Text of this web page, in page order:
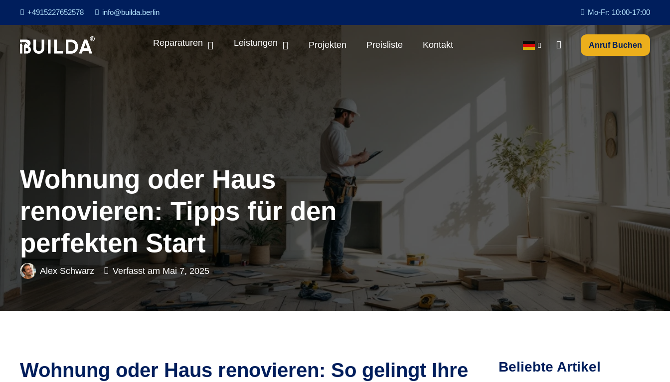
+4915227652578 info@builda.berlin Mo-Fr: 10:00-17:00
Reparaturen Leistungen Projekten Preisliste Kontakt Anruf Buchen
Wohnung oder Haus
renovieren: Tipps für den
perfekten Start
Alex Schwarz Verfasst am Mai 7, 2025
Wohnung oder Haus renovieren: So gelingt Ihre
Beliebte Artikel